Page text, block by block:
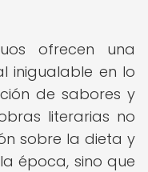
ofrecen una
inigualable en lo
de sabores y
literarias no
sobre la dieta y
época, sino que